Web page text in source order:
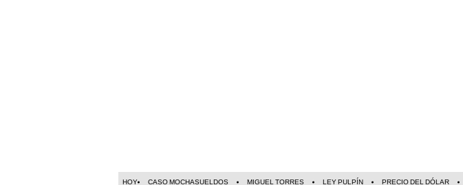
HOY CASO MOCHASUELDOS MIGUEL TORRES LEY PULPÍN PRECIO DEL DÓLAR